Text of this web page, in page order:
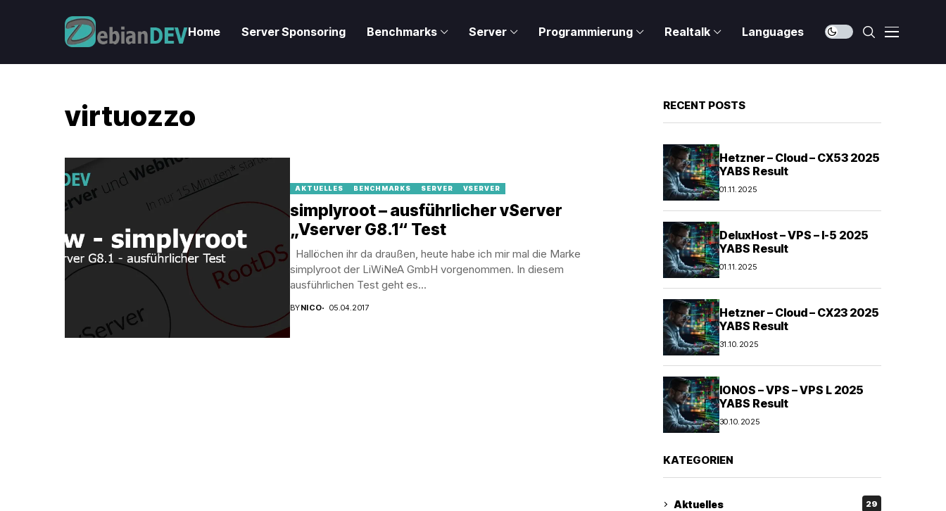
Home Server Sponsoring Benchmarks Server Programmierung Realtalk Languages
virtuozzo
AKTUELLES BENCHMARKS SERVER VSERVER
simplyroot – ausführlicher vServer
„Vserver G8.1“ Test
Hallöchen ihr da draußen, heute habe ich mir mal die Marke
simplyroot der LiWiNeA GmbH vorgenommen. In diesem
ausführlichen Test geht es...
BYNICO 05.04.2017
RECENT POSTS
Hetzner – Cloud – CX53 2025
YABS Result
01.11.2025
DeluxHost – VPS – I-5 2025
YABS Result
01.11.2025
Hetzner – Cloud – CX23 2025
YABS Result
31.10.2025
IONOS – VPS – VPS L 2025
YABS Result
30.10.2025
KATEGORIEN
Aktuelles 29